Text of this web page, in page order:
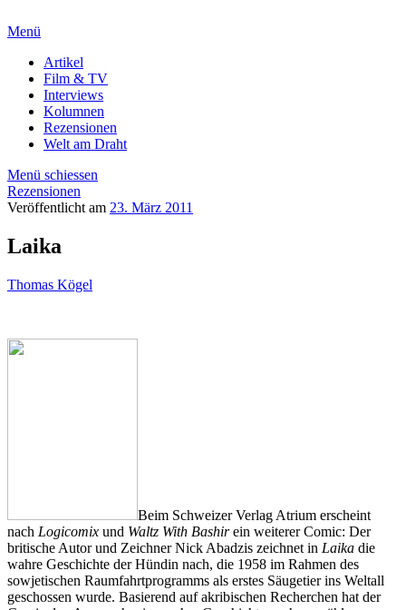
Menü
Artikel
Film & TV
Interviews
Kolumnen
Rezensionen
Welt am Draht
Menü schiessen
Rezensionen
Veröffentlicht am 23. März 2011
Laika
Thomas Kögel
Beim Schweizer Verlag Atrium erscheint
nach Logicomix und Waltz With Bashirein weiterer Comic: Der
britische Autor und Zeichner Nick Abadzis zeichnet in Laika die
wahre Geschichte der Hündin nach, die 1958 im Rahmen des
sowjetischen Raumfahrtprogramms als erstes Säugetier ins Weltall
geschossen wurde. Basierend auf akribischen Recherchen hat der